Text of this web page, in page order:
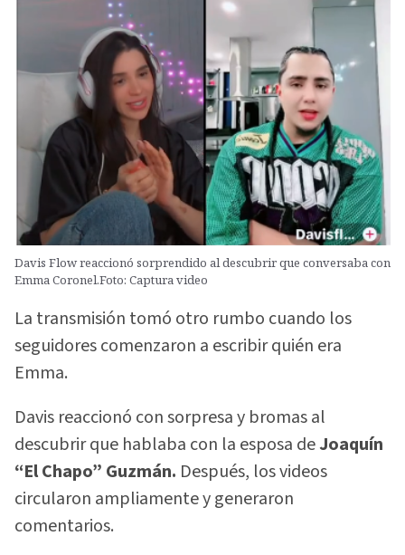
Davis Flow reaccionó sorprendido al descubrir que conversaba con
Emma Coronel.Foto: Captura video
La transmisión tomó otro rumbo cuando los
seguidores comenzaron a escribir quién era
Emma.
Davis reaccionó con sorpresa y bromas al
descubrir que hablaba con la esposa deJoaquín
“El Chapo” Guzmán. Después, los videos
circularon ampliamente y generaron
comentarios.